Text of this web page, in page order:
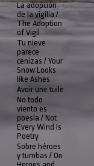
La adopción
de la vigilia /
The Adoption
of Vigil
Tu nieve
parece
cenizas / Your
Snow Looks
like Ashes
Avoir une tuile
No todo
viento es
poesía / Not
Every Wind Is
Poetry
Sobre héroes
y tumbas / On